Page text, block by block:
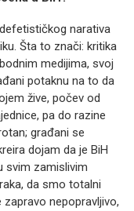
narativa
Šta to znači: kritika
medijima, svoj
potaknu na to da
žive, počev od
pa do razine
građani se
dojam da je BiH
svim zamislivim
da smo totalni
zapravo nepopravljivo,